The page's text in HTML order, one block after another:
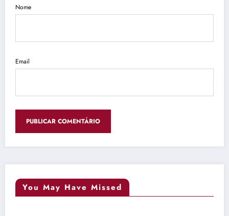
Nome
Email
You May Have Missed